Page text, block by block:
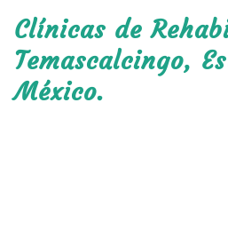
Clínicas de
Temascalcingo,
México.